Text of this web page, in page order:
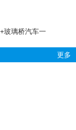
玻璃桥汽车一
更多